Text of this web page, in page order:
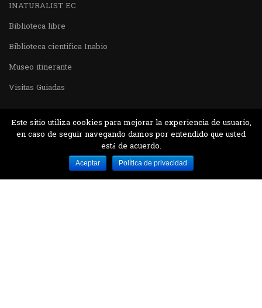
INATURALIST EC
Biblioteca libre
Biblioteca cientifica Inabio
Museo itinerante
Visitas Guiadas
Desarrollado por MJTEC.
Este sitio utiliza cookies para mejorar la experiencia de usuario,
en caso de seguir navegando damos por entendido que usted
está de acuerdo.
Aceptar Política de privacidad